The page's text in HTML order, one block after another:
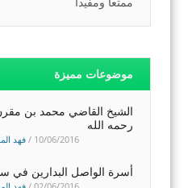
موضوعات مميزة
الشيخ القاضي محمد بن
رحمه الله
10/06/2016
/ فهد
أسرة الواصل البدارين في